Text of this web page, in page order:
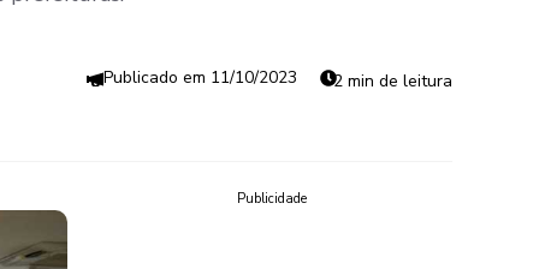
11/10/2023 2 min de leitura
Publicidade